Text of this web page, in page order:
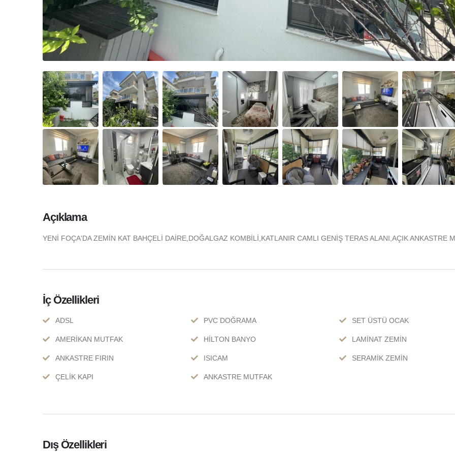
Açıklama
YENİ FOÇA'DA ZEMİN KAT BAHÇELİ DAİRE,DOĞALGAZ KOMBİLİ,KATLANIR CAMLI GENİŞ TERAS ALANI,AÇIK ANKASTRE
İç Özellikleri
ADSL PVC DOĞRAMA SET ÜSTÜ OCAK
AMERİKAN MUTFAK HİLTON BANYO LAMİNAT ZEMİN
ANKASTRE FIRIN ISICAM SERAMİK ZEMİN
ÇELİK KAPI ANKASTRE MUTFAK
Dış Özellikleri